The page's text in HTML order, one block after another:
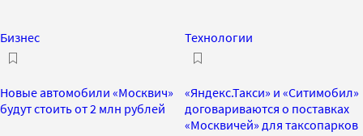
Бизнес
Новые автомобили «Москвич»
будут стоить от 2 млн рублей
Технологии
«Яндекс.Такси» и «Ситимобил»
договариваются о поставках
«Москвичей» для таксопарков